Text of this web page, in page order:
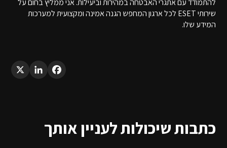
להתמודד עם אתגרי האבטחה במהירות וביעילות. אני ממליץ בחום על
שירותי ESET לכל ארגון המחפש הגנה אמינה ומקצועית למערכות
המידע שלו.
Facebook
LinkedIn
X
כתבות שיכולות לעניין אותך